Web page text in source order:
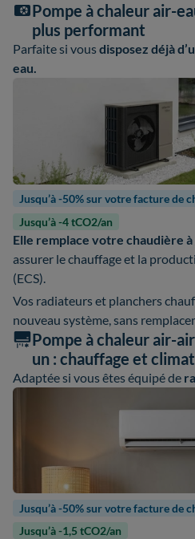
Pompe à chaleur air-
plus performant
Parfaite si vousdisposez déjà
eau.
Jusqu’à -50% sur votre facture de
Jusqu’à -4 tCO2/an
Elle remplace votre chaudière à
assurer le chauffage et la
(ECS).
Vos radiateurs et planchers
nouveau système, sans
Pompe à chaleur air-
un : chauffage et
Adaptée si vous êtes équipé de
Jusqu’à -50% sur votre facture de
Jusqu’à -1,5 tCO2/an